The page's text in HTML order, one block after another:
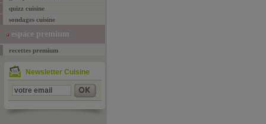
quizz cuisine
sondages cuisine
espace premium
recettes premium
Newsletter Cuisine